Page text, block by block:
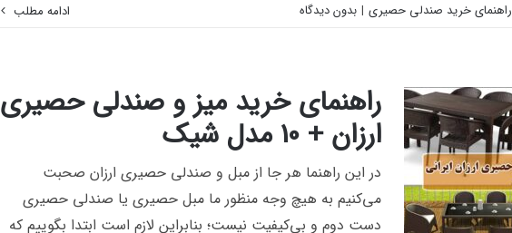
راهنمای خرید صندلی حصیری | بدون دیدگاه ادامه مطلب
راهنمای خرید میز و صندلی حصیری
ارزان + 10 مدل شیک
در این راهنما هر جا از مبل و صندلی حصیری ارزان صحبت
‌می‌کنیم به هیچ وجه منظور ما مبل حصیری یا صندلی حصیری
دست دوم و بی‌کیفیت نیست؛ بنابراین لازم است ابتدا بگوییم که